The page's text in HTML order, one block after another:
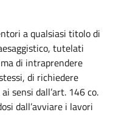
a qualsiasi titolo di
tutelati
di intraprendere
di richiedere
sensi dall’art. 146 co.
dall’avviare i lavori